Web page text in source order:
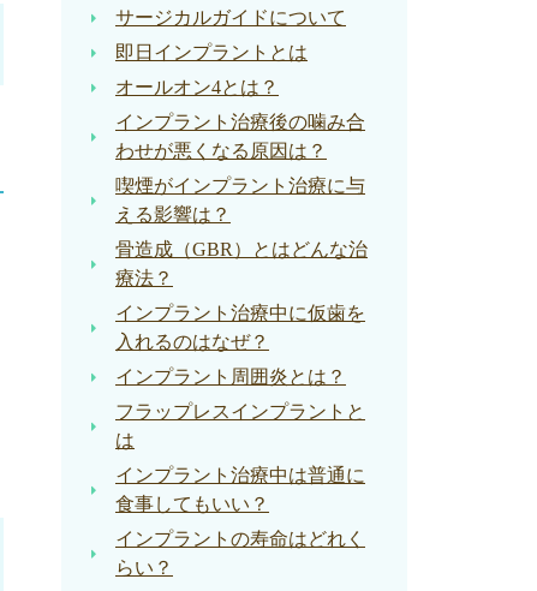
サージカルガイドについて
即日インプラントとは
オールオン4とは？
インプラント治療後の噛み合
わせが悪くなる原因は？
喫煙がインプラント治療に与
える影響は？
骨造成（GBR）とはどんな治
療法？
インプラント治療中に仮歯を
入れるのはなぜ？
インプラント周囲炎とは？
フラップレスインプラントと
は
インプラント治療中は普通に
食事してもいい？
インプラントの寿命はどれく
らい？